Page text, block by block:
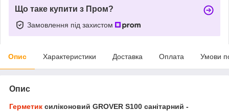
Що таке купити з Пром?
Замовлення під захистом
Опис Характеристики Доставка Оплата Умови
Опис
Герметик силіконовий GROVER S100 санітарний -